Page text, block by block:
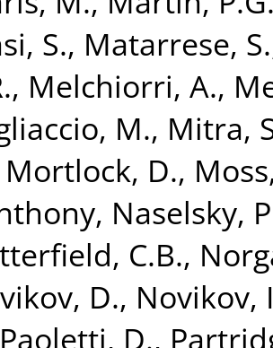
S., Matarrese, S.
, Melchiorri, A.,
M., Mitra,
Mortlock, D.,
, Naselsky,
C.B.,
D., Novikov,
Paoletti, D.,